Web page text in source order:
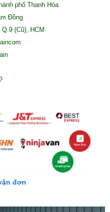
phố Thanh Hóa
Đồng
(Cũ), HCM
đơn